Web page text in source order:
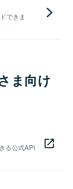
できま
ま向け
る公式API